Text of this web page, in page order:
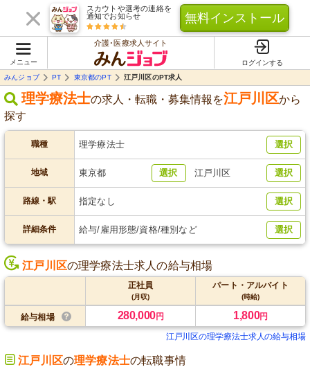
スカウトや選考の連絡を
通知でお知らせ
無料インストール
メニュー
介護･医療求人サイト
ログインする
みんジョブ
PT 東京都のPT 江戸川区のPT求人
理学療法士の求人・転職・募集情報を江戸川区から
探す
職種 理学療法士 選択
地域 東京都 選択 江戸川区 選択
路線・駅 指定なし 選択
詳細条件 給与/雇用形態/資格/種別など 選択
江戸川区の理学療法士求人の給与相場
正社員
(月収)
パート・アルバイト
(時給)
給与相場 280,000円 1,800円
江戸川区の理学療法士求人の給与相場
江戸川区の理学療法士の転職事情